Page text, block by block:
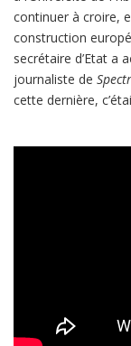
continuer à croire,
construction
secrétaire d’Etat a
journaliste de
cette dernière,